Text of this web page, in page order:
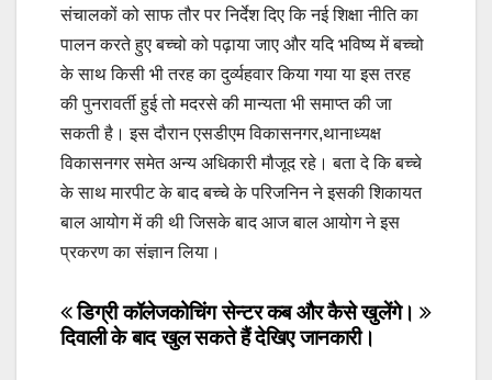
संचालकों को साफ तौर पर निर्देश दिए कि नई शिक्षा नीति का
पालन करते हुए बच्चो को पढ़ाया जाए और यदि भविष्य में बच्चो
के साथ किसी भी तरह का दुर्व्यहवार किया गया या इस तरह
की पुनरावर्ती हुई तो मदरसे की मान्यता भी समाप्त की जा
सकती है। इस दौरान एसडीएम विकासनगर,थानाध्यक्ष
विकासनगर समेत अन्य अधिकारी मौजूद रहे। बता दे कि बच्चे
के साथ मारपीट के बाद बच्चे के परिजनिन ने इसकी शिकायत
बाल आयोग में की थी जिसके बाद आज बाल आयोग ने इस
प्रकरण का संज्ञान लिया।
Post
navigation
कोचिंग सेन्टर कब और कैसे खुलेंगे।
डिग्री कॉलेज
दिवाली के बाद खुल सकते हैं देखिए जानकारी।